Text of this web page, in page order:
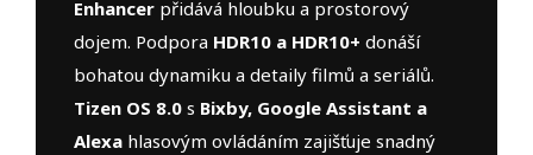
Enhancer přidává hloubku a prostorový
dojem. Podpora HDR10 a HDR10+ donáší
bohatou dynamiku a detaily filmů a seriálů.
Tizen OS 8.0 s Bixby, Google Assistant a
Alexa hlasovým ovládáním zajišťuje snadný